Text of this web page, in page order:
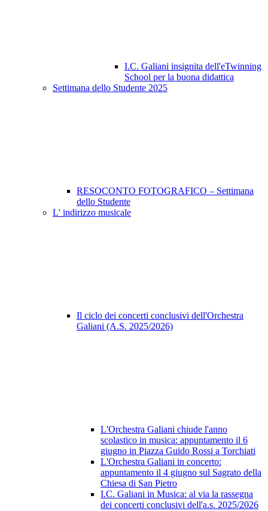
I.C. Galiani insignita dell'eTwinning
School per la buona didattica
Settimana dello Studente 2025
RESOCONTO FOTOGRAFICO – Settimana
dello Studente
L' indirizzo musicale
Il ciclo dei concerti conclusivi dell'Orchestra
Galiani (A.S. 2025/2026)
L'Orchestra Galiani chiude l'anno
scolastico in musica: appuntamento il 6
giugno in Piazza Guido Rossi a Torchiati
L'Orchestra Galiani in concerto:
appuntamento il 4 giugno sul Sagrato della
Chiesa di San Pietro
I.C. Galiani in Musica: al via la rassegna
dei concerti conclusivi dell'a.s. 2025/2026